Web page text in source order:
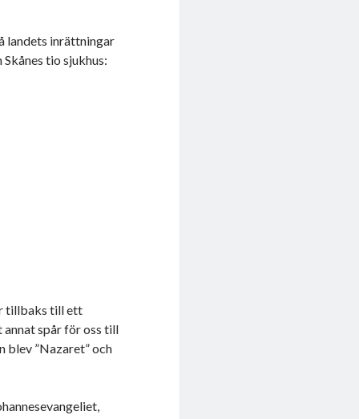
landets inrättningar
tio sjukhus:
tillbaks till ett
annat spår för oss till
blev ”Nazaret” och